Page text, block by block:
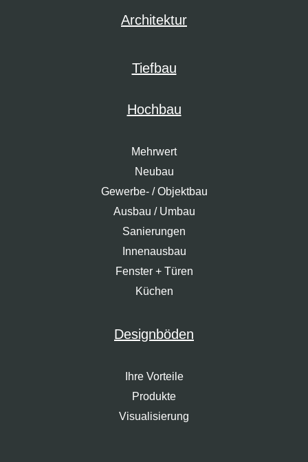
Architektur
Tiefbau
Hochbau
Mehrwert
Neubau
Gewerbe- / Objektbau
Ausbau / Umbau
Sanierungen
Innenausbau
Fenster + Türen
Küchen
Designböden
Ihre Vorteile
Produkte
Visualisierung